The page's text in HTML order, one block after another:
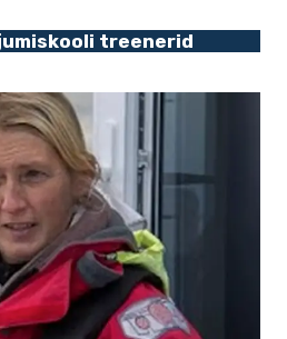
treenerid